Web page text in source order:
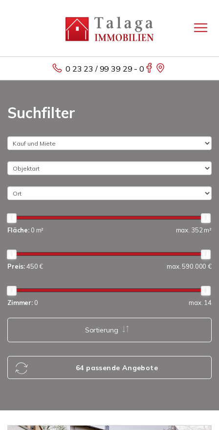
0 23 23 / 99 39 29 - 0
Suchfilter
Fläche: 0 m² max. 352 m²
Preis:450 € max. 590.000 €
Zimmer: 0 max. 14
Sortierung
64 passende Angebote